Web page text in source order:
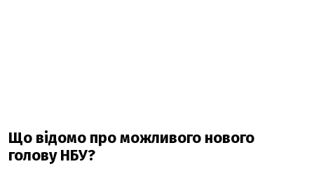
Що відомо про можливого нового
голову НБУ?